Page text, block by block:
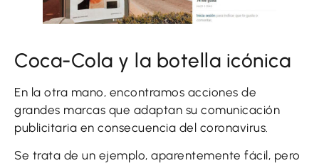
Coca-Cola y la botella icónica
En la otra mano, encontramos acciones de
grandes marcas que adaptan su comunicación
publicitaria en consecuencia del coronavirus.
Se trata de un ejemplo, aparentemente fácil, pero